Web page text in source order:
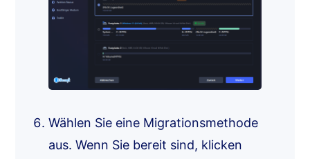
Wählen Sie eine Migrationsmethode
aus. Wenn Sie bereit sind, klicken